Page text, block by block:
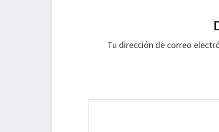
Tu dirección de correo